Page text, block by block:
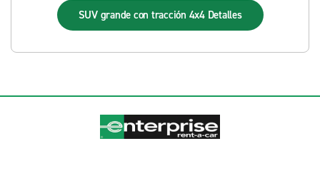
SUV grande con tracción 4x4 Detalles